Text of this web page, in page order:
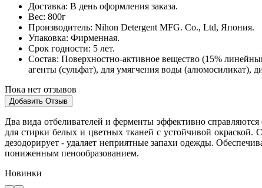
Доставка: В день оформления заказа.
Вес: 800г
Производитель: Nihon Detergent MFG. Co., Ltd, Япония.
Упаковка: Фирменная.
Срок годности: 5 лет.
Cостав: Поверхностно-активное вещество (15%
агенты (сульфат), для умягчения воды (алюмосиликат),
Пока нет отзывов
Добавить Отзыв
Два вида отбеливателей и ферменты эффективно
для стирки белых и цветных тканей с устойчивой окраской.
дезодорирует - удаляет неприятные запахи одежды.
пониженным пенообразованием.
Новинки